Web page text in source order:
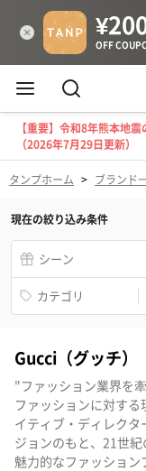
【重要】令和8年熊本地
（2026年7月29日更新）
タンプホーム > ブランド
現在の絞り込み条件
シーン
カテゴリ
Gucci（グッチ）
"ファッション業界を
ファッションに対す
イティブ・ディレク
ジョンのもと、21世
魅力的なファッショ